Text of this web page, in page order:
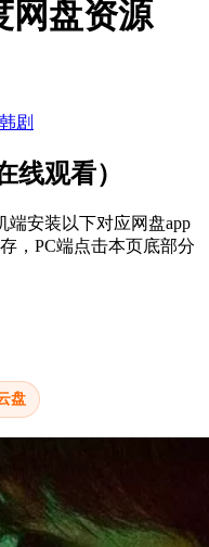
网盘资源
韩剧
线观看）
端安装以下对应网盘app
，PC端点击本页底部分
盘